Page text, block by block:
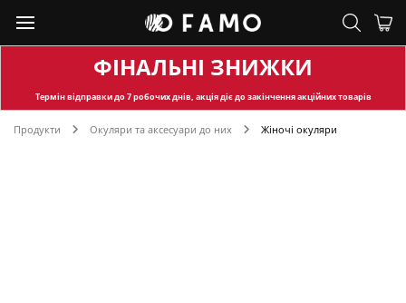
ФІНАЛЬНІ ЗНИЖКИ
Термін відправкидо 7 робочих днів, акція діє до закінчення акційних товарів
Продукти Окуляри та аксесуари до них Жіночі окуляри